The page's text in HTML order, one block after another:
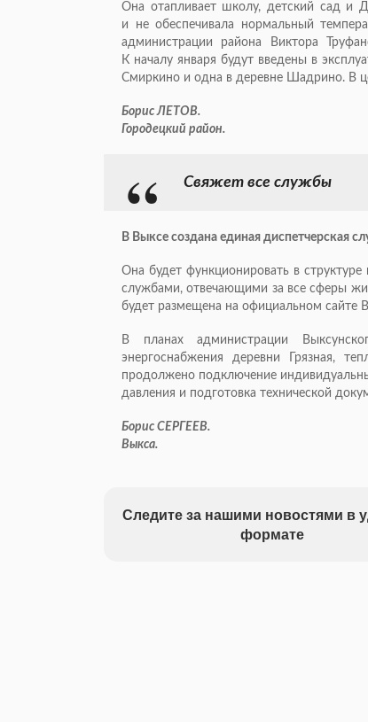
Она отапливает школу, детский сад и
и не обеспечивала нормальный
администрации района Виктора
К началу января будут введены в
Смиркино и одна в деревне Шадрино. В
Борис ЛЕТОВ.
Городецкий район.
Свяжет все службы
В Выксе создана единая диспетчерская
Она будет функционировать в
службами, отвечающими за все сферы
будет размещена на официальном сайте
В планах администрации
энергоснабжения деревни Грязная,
продолжено подключение
давления и подготовка технической
Борис СЕРГЕЕВ.
Выкса.
Следите за нашими новостями в
формате